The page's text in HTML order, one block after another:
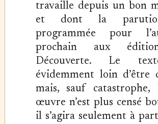
travaille depuis un bon
et dont la
programmée pour
prochain aux
Découverte. Le
évidemment loin d’être
mais, sauf catastrophe,
œuvre n’est plus censé
il s’agira seulement à